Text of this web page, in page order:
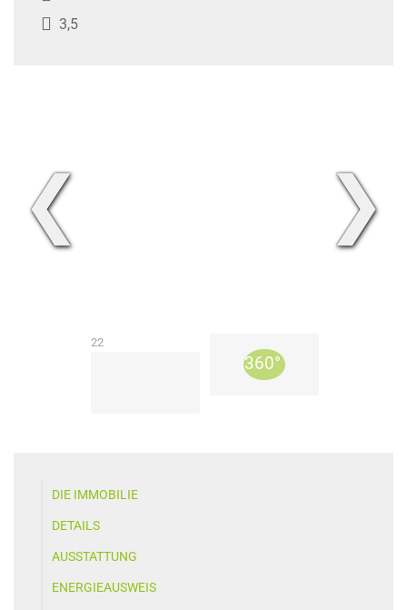
3,5
❮ ❯
22
DIE IMMOBILIE
DETAILS
AUSSTATTUNG
ENERGIEAUSWEIS